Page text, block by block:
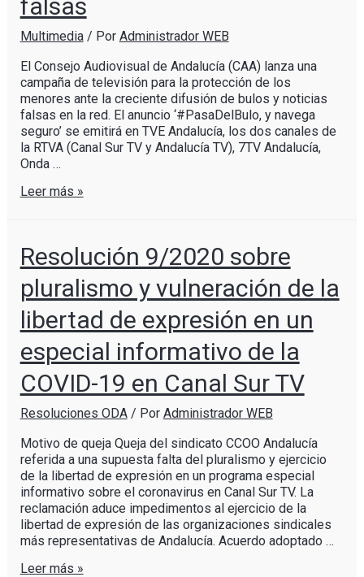
falsas
Multimedia/ Por Administrador WEB
El Consejo Audiovisual de Andalucía (CAA) lanza una
campaña de televisión para la protección de los
menores ante la creciente difusión de bulos y noticias
falsas en la red. El anuncio ‘#PasaDelBulo, y navega
seguro’ se emitirá en TVE Andalucía, los dos canales de
la RTVA (Canal Sur TV y Andalucía TV), 7TV Andalucía,
Onda …
Leer más »
Resolución 9/2020 sobre
pluralismo y vulneración de la
libertad de expresión en un
especial informativo de la
COVID-19 en Canal Sur TV
Resoluciones ODA/ Por Administrador WEB
Motivo de queja Queja del sindicato CCOO Andalucía
referida a una supuesta falta del pluralismo y ejercicio
de la libertad de expresión en un programa especial
informativo sobre el coronavirus en Canal Sur TV. La
reclamación aduce impedimentos al ejercicio de la
libertad de expresión de las organizaciones sindicales
más representativas de Andalucía. Acuerdo adoptado …
Leer más »